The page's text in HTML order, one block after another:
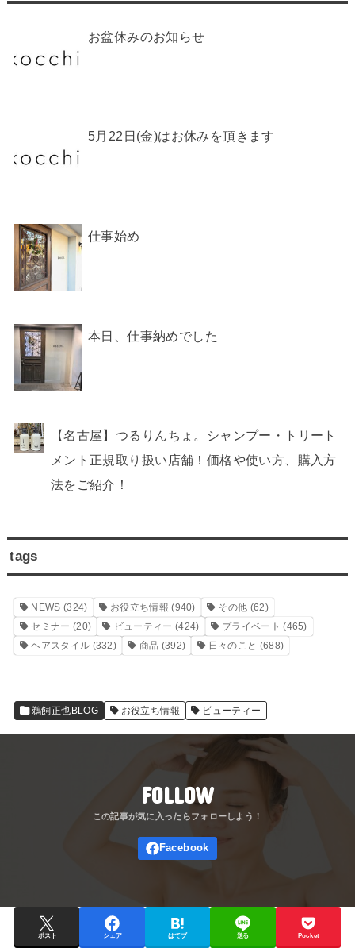
お盆休みのお知らせ
5月22日(金)はお休みを頂きます
仕事始め
本日、仕事納めでした
【名古屋】つるりんちょ。シャンプー・トリート
メント正規取り扱い店舗！価格や使い方、購入方
法をご紹介！
tags
NEWS (324) お役立ち情報 (940) その他 (62)
セミナー (20) ビューティー (424) プライベート (465)
ヘアスタイル (332) 商品 (392) 日々のこと (688)
鵜飼正也BLOG お役立ち情報 ビューティー
FOLLOW
ポスト シェア はてブ 送る Pocket